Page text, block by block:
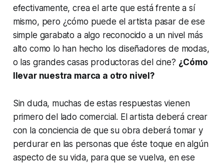
efectivamente, crea el arte que está frente a sí
mismo, pero ¿cómo puede el artista pasar de ese
simple garabato a algo reconocido a un nivel más
alto como lo han hecho los diseñadores de modas,
o las grandes casas productoras del cine? ¿Cómo
llevar nuestra marca a otro nivel?
Sin duda, muchas de estas respuestasvienen
primero del lado comercial. El artista deberá crear
con la conciencia de que su obra deberá tomar y
perdurar en las personas que éste toque en algún
aspecto de su vida, para que se vuelva, en ese